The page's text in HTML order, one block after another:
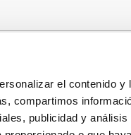
el contenido y
compartimos
publicidad y análisis
35
mucho